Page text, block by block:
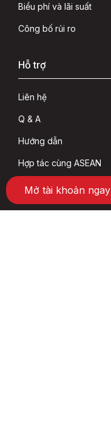
Biểu phí và lãi suất
Công bố rủi ro
Hỗ trợ
Liên hệ
Q & A
Hướng dẫn
Hợp tác cùng ASEAN
Mở tài khoản ngay